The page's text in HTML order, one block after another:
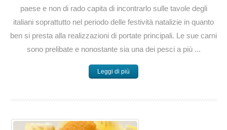
paese e non di rado capita di incontrarlo sulle tavole degli
italiani soprattutto nel periodo delle festività natalizie in quanto
ben si presta alla realizzazioni di portate principali. Le sue carni
sono prelibate e nonostante sia una dei pesci a più ...
Leggi di più